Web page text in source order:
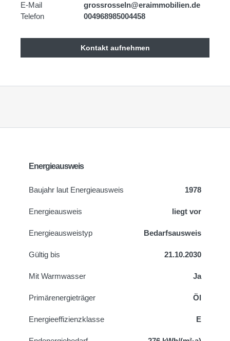
E-Mail
grossrosseln@eraimmobilien.de
Telefon
004968985004458
Kontakt aufnehmen
Energieausweis
Baujahr laut Energieausweis 1978
Energieausweis liegt vor
Energie­ausweistyp Bedarfsausweis
Gültig bis 21.10.2030
Mit Warmwasser Ja
Primärenergieträger Öl
Energieeffizienzklasse E